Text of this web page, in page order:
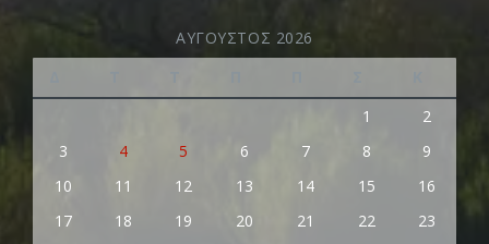
ΑΎΓΟΥΣΤΟΣ 2026
1
2
3
4 5 6 7 8
9
10
11 12 13 14 15
16
17
18 19 20 21 22
23